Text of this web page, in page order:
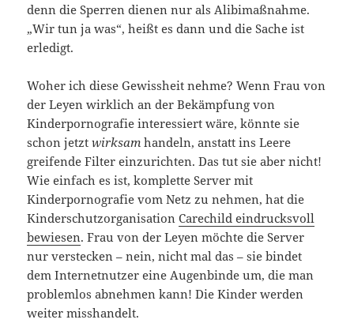
denn die Sperren dienen nur als Alibimaßnahme.
„Wir tun ja was“, heißt es dann und die Sache ist
erledigt.
Woher ich diese Gewissheit nehme? Wenn Frau von
der Leyen wirklich an der Bekämpfung von
Kinderpornografie interessiert wäre, könnte sie
schon jetztwirksam handeln, anstatt ins Leere
greifende Filter einzurichten. Das tut sie aber nicht!
Wie einfach es ist, komplette Server mit
Kinderpornografie vom Netz zu nehmen, hat die
KinderschutzorganisationCarechild eindrucksvoll
bewiesen. Frau von der Leyen möchte die Server
nur verstecken – nein, nicht mal das – sie bindet
dem Internetnutzer eine Augenbinde um, die man
problemlos abnehmen kann! Die Kinder werden
weiter misshandelt.